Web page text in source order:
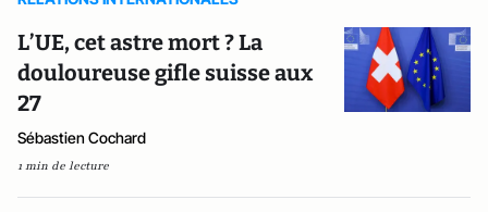
L’UE, cet astre mort ? La
douloureuse gifle suisse aux
27
Sébastien Cochard
1 min de lecture